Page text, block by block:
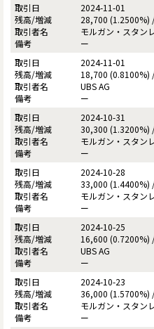
2024-11-01
28,700 (1.2500%)
モルガン・スタン
ー
2024-11-01
18,700 (0.8100%)
UBS AG
ー
2024-10-31
30,300 (1.3200%)
モルガン・スタン
ー
2024-10-28
33,000 (1.4400%)
モルガン・スタン
ー
2024-10-25
16,600 (0.7200%)
UBS AG
ー
2024-10-23
36,000 (1.5700%)
モルガン・スタン
ー